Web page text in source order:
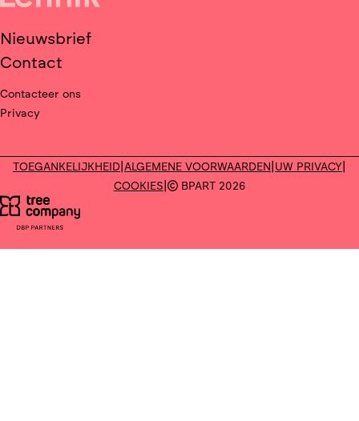
Nieuwsbrief
Contact
Contacteer ons
Privacy
Deel op facebook
Deel op X
TOEGANKELIJKHEID ALGEMENE VOORWAARDEN UW PRIVACY
COOKIES BPART 2026